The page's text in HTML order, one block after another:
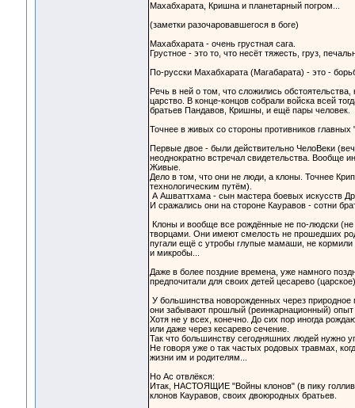
Махабхарата, Кришна и планетарный погром...
(заметки разочаровавшегося в боге)
Махабхарата - очень грустная сага.
Грустное - это то, что несёт тяжесть, груз,
По-русски Махабхарата (Магабарата) - это -
Речь в ней о том, что сложились
царство. В конце-концов собрали войска всей
братьев Пандавов, Кришны, и ещё пары человек.
Точнее в живых со стороны противников
Первые двое - были действительно ЧелоВеки
неоднократно встречал свидетельства. Вообще
Живые.
Дело в том, что они не люди, а клоны. Точнее
технологическим путём).
А Ашваттхама - сын мастера боевых искусств
И сражались они на стороне Кауравов - сотни
Клоны и вообще все рождённые не по-людски
творцами. Они имеют смелость не прошедших
пугали ещё с утробы глупые мамаши, не
и микробы...
Даже в более поздние времена, уже намного
предпочитали для своих детей цесарево
У большинства новорожденных через природное
они забывают прошлый (реинкарнационный)
Хотя не у всех, конечно. До сих пор иногда
или даже через кесарево сечение.
Так что большинству сегодняшних людей нужно
Не говоря уже о так частых родовых травмах,
жизни им и родителям...
Но Ас отвлёкся:
Итак, НАСТОЯЩИЕ "Войны клонов" (в пику
клонов Кауравов, своих двоюродных братьев.